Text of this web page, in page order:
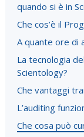
quando si è in
Che cos’è il
A quante ore di
La tecnologia
Scientology?
Che vantaggi
L’auditing
Che cosa può